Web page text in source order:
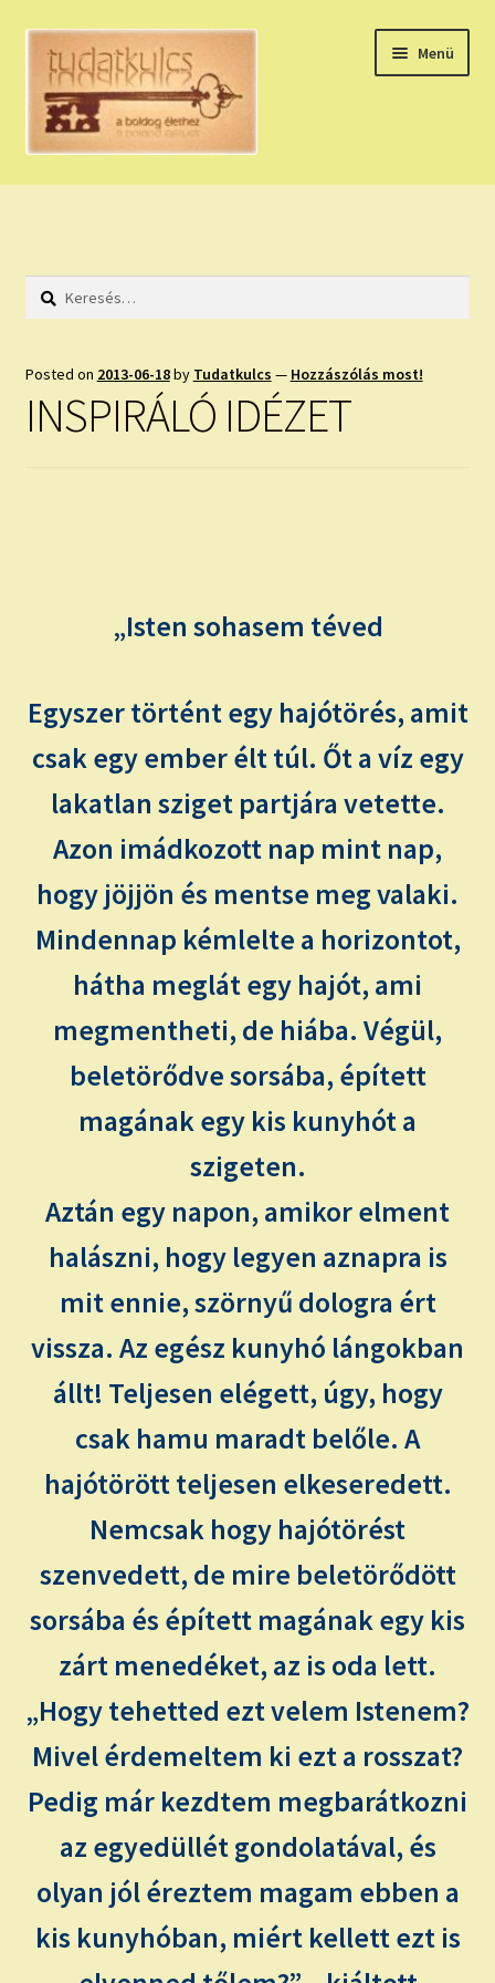
Ugrás
navigációhoz
Kilépés
tartalomba
Menü
HÚZZ EGY KÁRTYÁT!
HOLDNAPTÁR
NAPI ASZTROLÓGIA
TAROT ELEMZÉS MEGRENDELÉSE LIMITÁLT!
Keresés:
Posted on 2013-06-18by Tudatkulcs — Hozzászólás most!
INSPIRÁLÓ IDÉZET
„Isten sohasem téved
Egyszer történt egy hajótörés, amit
csak egy ember élt túl. Őt a víz egy
lakatlan sziget partjára vetette.
Azon imádkozott nap mint nap,
hogy jöjjön és mentse meg valaki.
Mindennap kémlelte a horizontot,
hátha meglát egy hajót, ami
megmentheti, de hiába. Végül,
beletörődve sorsába, épített
magának egy kis kunyhót a
szigeten.
Aztán egy napon, amikor elment
halászni, hogy legyen aznapra is
mit ennie, szörnyű dologra ért
vissza. Az egész kunyhó lángokban
állt! Teljesen elégett, úgy, hogy
csak hamu maradt belőle. A
hajótörött teljesen elkeseredett.
Nemcsak hogy hajótörést
szenvedett, de mire beletörődött
sorsába és épített magának egy kis
zárt menedéket, az is oda lett.
„Hogy tehetted ezt velem Istenem?
Mivel érdemeltem ki ezt a rosszat?
Pedig már kezdtem megbarátkozni
az egyedüllét gondolatával, és
olyan jól éreztem magam ebben a
kis kunyhóban, miért kellett ezt is